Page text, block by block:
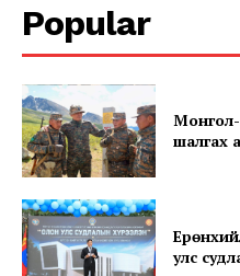
Contact us
Subscription Plans
My account
Popular
шалгах
улс